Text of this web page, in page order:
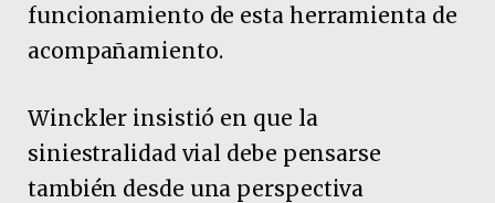
funcionamiento de esta herramienta de
acompañamiento.
Winckler insistió en que la
siniestralidad vial debe pensarse
también desde una perspectiva